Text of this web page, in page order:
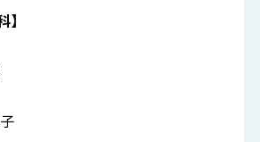
】